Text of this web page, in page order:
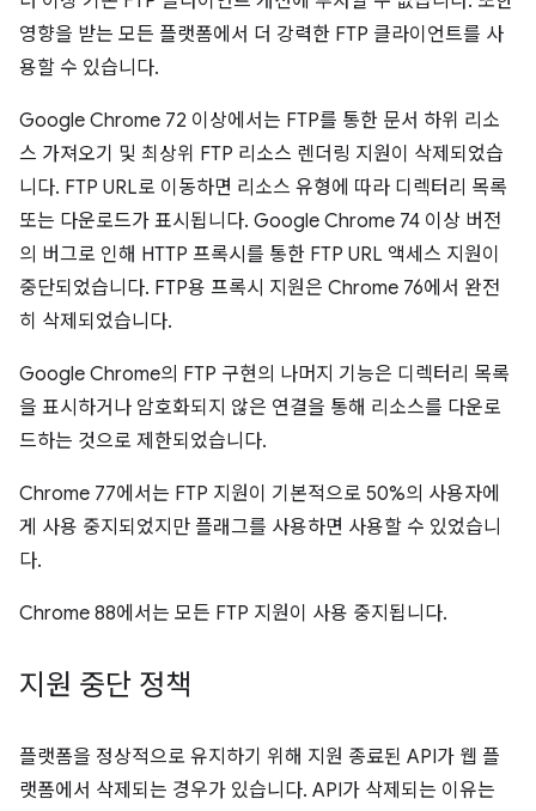
영향을 받는 모든 플랫폼에서 더 강력한 FTP 클라이언트를 사
용할 수 있습니다.
Google Chrome 72 이상에서는 FTP를 통한 문서 하위 리소
스 가져오기 및 최상위 FTP 리소스 렌더링 지원이 삭제되었습
니다. FTP URL로 이동하면 리소스 유형에 따라 디렉터리 목록
또는 다운로드가 표시됩니다. Google Chrome 74 이상 버전
의 버그로 인해 HTTP 프록시를 통한 FTP URL 액세스 지원이
중단되었습니다. FTP용 프록시 지원은 Chrome 76에서 완전
히 삭제되었습니다.
Google Chrome의 FTP 구현의 나머지 기능은 디렉터리 목록
을 표시하거나 암호화되지 않은 연결을 통해 리소스를 다운로
드하는 것으로 제한되었습니다.
Chrome 77에서는 FTP 지원이 기본적으로 50%의 사용자에
게 사용 중지되었지만 플래그를 사용하면 사용할 수 있었습니
다.
Chrome 88에서는 모든 FTP 지원이 사용 중지됩니다.
지원 중단 정책
플랫폼을 정상적으로 유지하기 위해 지원 종료된 API가 웹 플
랫폼에서 삭제되는 경우가 있습니다. API가 삭제되는 이유는